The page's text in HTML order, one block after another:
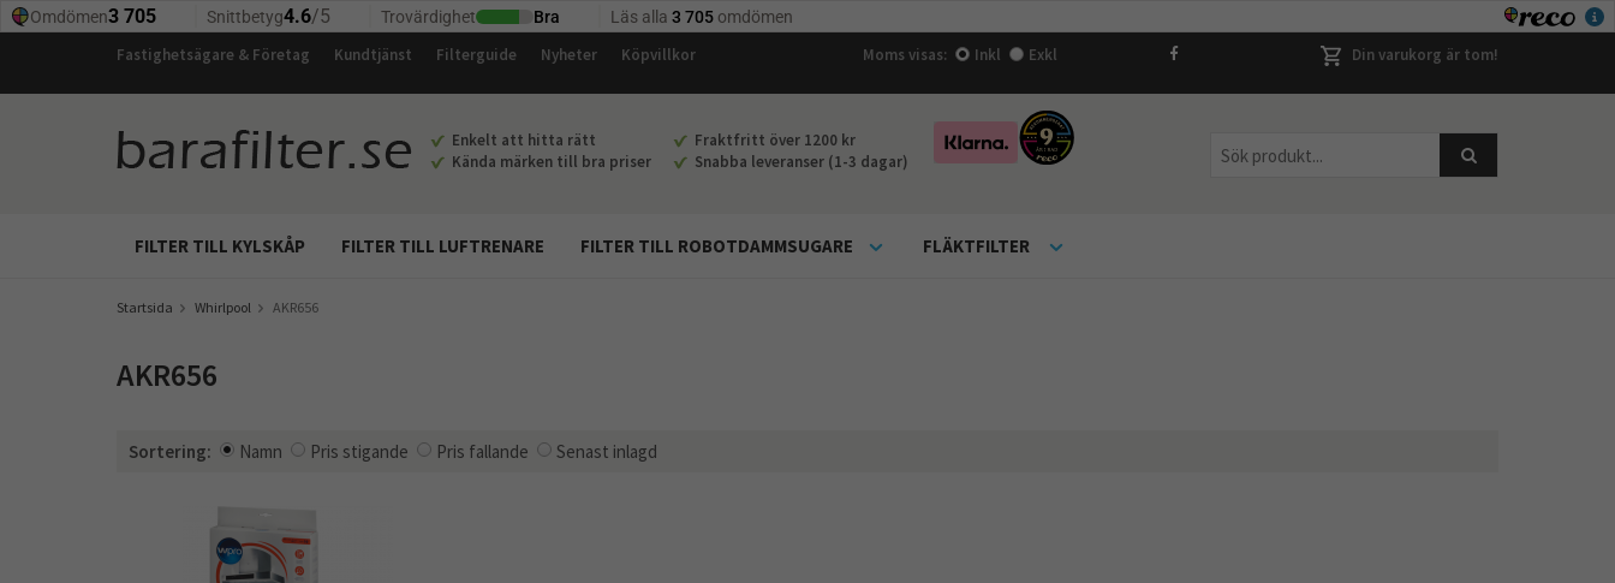
Fastighetsägare & Företag Kundtjänst Filterguide Nyheter Köpvillkor Din varukorg är tom!
Moms visas: Inkl Exkl
Enkelt att hitta rätt
Fraktfritt över 1200 kr
Kända märken till bra priser
Snabba leveranser (1-3 dagar)
FILTER TILL KYLSKÅP FILTER TILL LUFTRENARE FILTER TILL ROBOTDAMMSUGARE FLÄKTFILTER
Startsida Whirlpool AKR656
AKR656
Sortering: Namn Pris stigande Pris fallande Senast inlagd